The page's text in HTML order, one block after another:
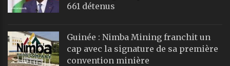
661 détenus
Guinée : Nimba Mining franchit un
cap avec la signature de sa première
convention minière